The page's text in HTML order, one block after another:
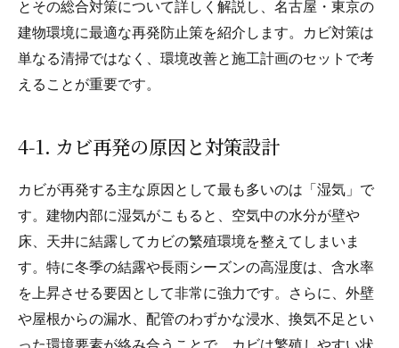
とその総合対策について詳しく解説し、名古屋・東京の
建物環境に最適な再発防止策を紹介します。カビ対策は
単なる清掃ではなく、環境改善と施工計画のセットで考
えることが重要です。
4‑1. カビ再発の原因と対策設計
カビが再発する主な原因として最も多いのは「湿気」で
す。建物内部に湿気がこもると、空気中の水分が壁や
床、天井に結露してカビの繁殖環境を整えてしまいま
す。特に冬季の結露や長雨シーズンの高湿度は、含水率
を上昇させる要因として非常に強力です。さらに、外壁
や屋根からの漏水、配管のわずかな浸水、換気不足とい